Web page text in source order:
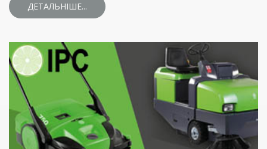
ДЕТАЛЬНІШЕ...